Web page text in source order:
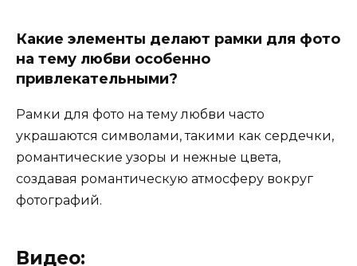
Какие элементы делают рамки для фото
на тему любви особенно
привлекательными?
Рамки для фото на тему любви часто
украшаются символами, такими как сердечки,
романтические узоры и нежные цвета,
создавая романтическую атмосферу вокруг
фотографий.
Видео: